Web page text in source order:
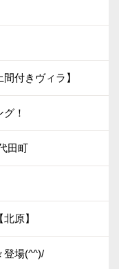
付きヴィラ】
！
田町
原】
登場(^^)/